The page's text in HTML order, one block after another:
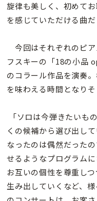
旋律も美しく、初めて
を感じていただける曲だ
今回はそれぞれのピ
フスキーの「18の小品
のコラール作品を演奏
を味わえる時間となりそ
「ソロは今弾きたいも
くの候補から選び出し
なったのは偶然だった
せるようなプログラム
お互いの個性を尊重し
生み出していくなど、